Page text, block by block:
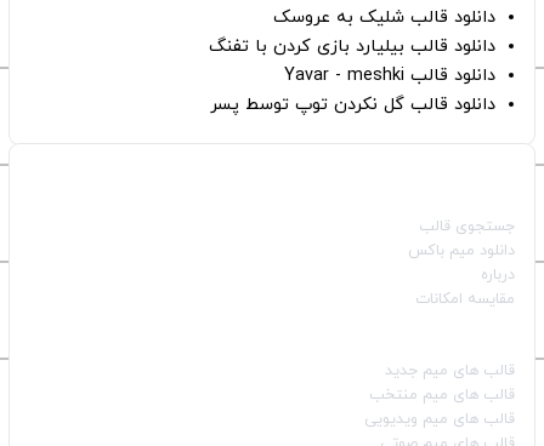
دانلود قالب شلیک به عروسک
دانلود قالب بیلیارد بازی کردن با تفنگ
دانلود قالب Yavar - meshki
دانلود قالب گل نکردن توپ توسط پسر
جستجوی قالب
دانلود میم باکس
درباره
مقایسه امکانات
قالب‌ های میم جدید
قالب‌ های میم منتخب
قالب‌ های میم ویدیویی